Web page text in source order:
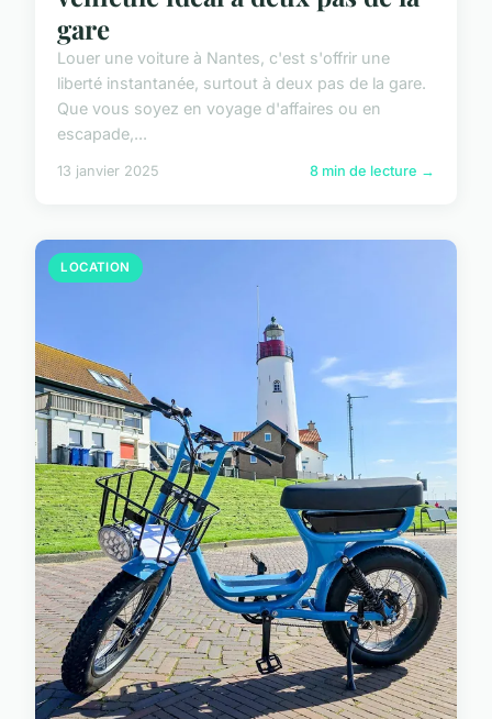
gare
Louer une voiture à Nantes, c'est s'offrir une
liberté instantanée, surtout à deux pas de la gare.
Que vous soyez en voyage d'affaires ou en
escapade,...
13 janvier 2025 8 min de lecture →
LOCATION